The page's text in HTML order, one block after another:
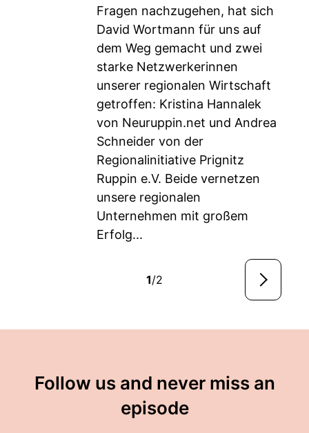
Fragen nachzugehen, hat sich
David Wortmann für uns auf
dem Weg gemacht und zwei
starke Netzwerkerinnen
unserer regionalen Wirtschaft
getroffen: Kristina Hannalek
von Neuruppin.net und Andrea
Schneider von der
Regionalinitiative Prignitz
Ruppin e.V. Beide vernetzen
unsere regionalen
Unternehmen mit großem
Erfolg...
1/2
Follow us and never miss an
episode